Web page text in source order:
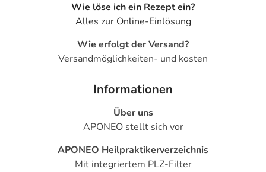
(Lymphozytopenie)
- Verminderte Zahl an weißen Blutkörperchen
- Krankhaft erhöhter Blutzuckerspiegel (Hyperglykämie)
- Gewichtsabnahme
- Schnelle und häufige Änderung der Stimmung
- Schläfrigkeit
- Zentrale Sprachstörung
Wie löse ich ein Rezept ein?
Alles zur Online-Einlösung
Wie erfolgt der Versand?
Versandmöglichkeiten- und kosten
Informationen
Über uns
APONEO stellt sich vor
APONEO Heilpraktikerverzeichnis
Mit integriertem PLZ-Filter